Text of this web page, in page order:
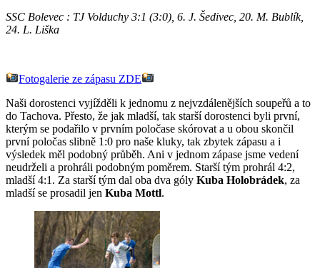
SSC Bolevec : TJ Volduchy 3:1 (3:0), 6. J. Šedivec, 20. M. Bublík,
24. L. Liška
Fotogalerie ze zápasu ZDE
Naši dorostenci vyjížděli k jednomu z nejvzdálenějších soupeřů a to
do Tachova. Přesto, že jak mladší, tak starší dorostenci byli první,
kterým se podařilo v prvním poločase skórovat a u obou skončil
první poločas slibně 1:0 pro naše kluky, tak zbytek zápasu a i
výsledek měl podobný průběh. Ani v jednom zápase jsme vedení
neudrželi a prohráli podobným poměrem. Starší tým prohrál 4:2,
mladší 4:1. Za starší tým dal oba dva góly Kuba Holobrádek, za
mladší se prosadil jen Kuba Mottl.